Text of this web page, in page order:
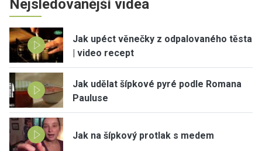
Nejsledovanější videa
Jak upéct věnečky z odpalovaného těsta
| video recept
Jak udělat šípkové pyré podle Romana
Pauluse
Jak na šípkový protlak s medem